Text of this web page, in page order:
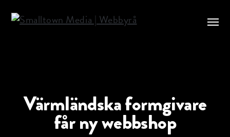
Värmländska formgivare
får ny webbshop